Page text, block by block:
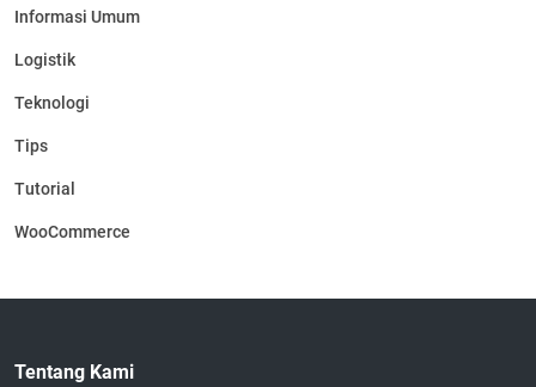
Informasi Umum
Logistik
Teknologi
Tips
Tutorial
WooCommerce
Tentang Kami